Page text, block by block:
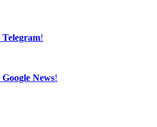
Telegram!
Google News!